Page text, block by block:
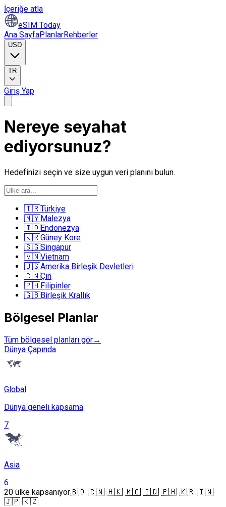
İçeriğe atla
eSIM Today
Ana SayfaPlanlarRehberler
USD
TR
Giriş Yap
Nereye seyahat
ediyorsunuz?
Hedefinizi seçin ve size uygun veri planını bulun.
🇹🇷Türkiye
🇲🇾Malezya
🇮🇩Endonezya
🇰🇷Güney Kore
🇸🇬Singapur
🇻🇳Vietnam
🇺🇸Amerika Birleşik Devletleri
🇨🇳Çin
🇵🇭Filipinler
🇬🇧Birleşik Krallık
Bölgesel Planlar
Tüm bölgesel planları gör→
Dünya Çapında
Global
Dünya geneli kapsama
7
Asia
6
20 ülke kapsanıyor🇧🇩 🇨🇳 🇭🇰 🇲🇴 🇮🇩 🇵🇭 🇰🇷 🇮🇳
🇯🇵 🇰🇿